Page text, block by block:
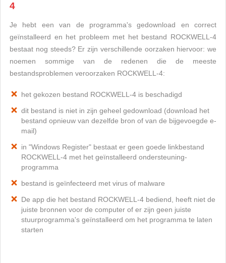
4
Je hebt een van de programma's gedownload en correct
geïnstalleerd en het probleem met het bestand ROCKWELL-4
bestaat nog steeds? Er zijn verschillende oorzaken hiervoor: we
noemen sommige van de redenen die de meeste
bestandsproblemen veroorzaken ROCKWELL-4:
het gekozen bestand ROCKWELL-4 is beschadigd
dit bestand is niet in zijn geheel gedownload (download het
bestand opnieuw van dezelfde bron of van de bijgevoegde e-
mail)
in "Windows Register" bestaat er geen goede linkbestand
ROCKWELL-4 met het geïnstalleerd ondersteuning-
programma
bestand is geïnfecteerd met virus of malware
De app die het bestand ROCKWELL-4 bediend, heeft niet de
juiste bronnen voor de computer of er zijn geen juiste
stuurprogramma's geïnstalleerd om het programma te laten
starten